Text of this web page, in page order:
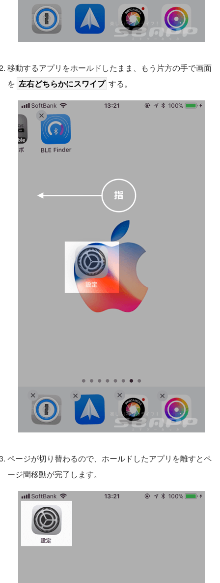
移動するアプリをホールドしたまま、もう片方の手で画面
を 左右どちらかにスワイプ する。
ページが切り替わるので、ホールドしたアプリを離すとペ
ージ間移動が完了します。